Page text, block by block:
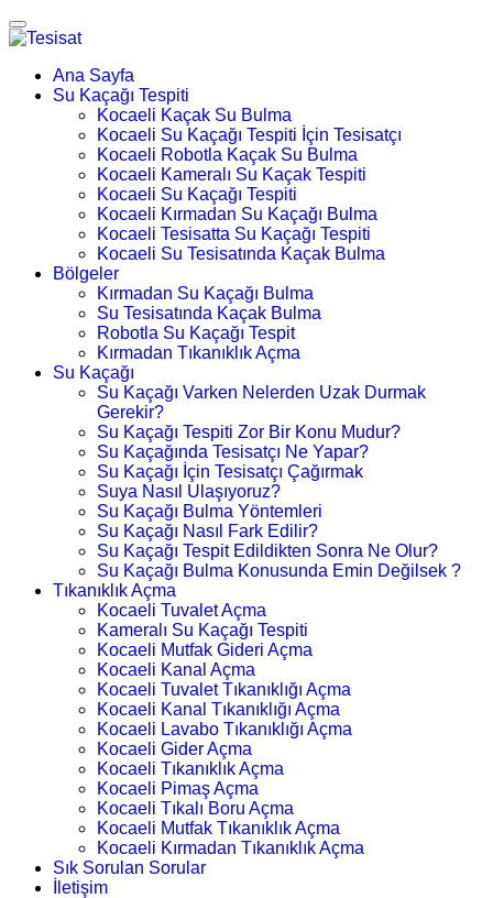
Ana Sayfa
Su Kaçağı Tespiti
Kocaeli Kaçak Su Bulma
Kocaeli Su Kaçağı Tespiti İçin Tesisatçı
Kocaeli Robotla Kaçak Su Bulma
Kocaeli Kameralı Su Kaçak Tespiti
Kocaeli Su Kaçağı Tespiti
Kocaeli Kırmadan Su Kaçağı Bulma
Kocaeli Tesisatta Su Kaçağı Tespiti
Kocaeli Su Tesisatında Kaçak Bulma
Bölgeler
Kırmadan Su Kaçağı Bulma
Su Tesisatında Kaçak Bulma
Robotla Su Kaçağı Tespit
Kırmadan Tıkanıklık Açma
Su Kaçağı
Su Kaçağı Varken Nelerden Uzak Durmak
Gerekir?
Su Kaçağı Tespiti Zor Bir Konu Mudur?
Su Kaçağında Tesisatçı Ne Yapar?
Su Kaçağı İçin Tesisatçı Çağırmak
Suya Nasıl Ulaşıyoruz?
Su Kaçağı Bulma Yöntemleri
Su Kaçağı Nasıl Fark Edilir?
Su Kaçağı Tespit Edildikten Sonra Ne Olur?
Su Kaçağı Bulma Konusunda Emin Değilsek ?
Tıkanıklık Açma
Kocaeli Tuvalet Açma
Kameralı Su Kaçağı Tespiti
Kocaeli Mutfak Gideri Açma
Kocaeli Kanal Açma
Kocaeli Tuvalet Tıkanıklığı Açma
Kocaeli Kanal Tıkanıklığı Açma
Kocaeli Lavabo Tıkanıklığı Açma
Kocaeli Gider Açma
Kocaeli Tıkanıklık Açma
Kocaeli Pimaş Açma
Kocaeli Tıkalı Boru Açma
Kocaeli Mutfak Tıkanıklık Açma
Kocaeli Kırmadan Tıkanıklık Açma
Sık Sorulan Sorular
İletişim